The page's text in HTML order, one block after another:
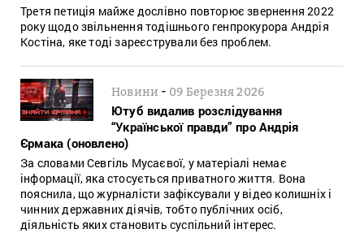
Третя петиція майже дослівно повторює звернення 2022
року щодо звільнення тодішнього генпрокурора Андрія
Костіна, яке тоді зареєстрували без проблем.
Новини - 09 Березня 2026
Ютуб видалив розслідування
“Української правди” про Андрія
Єрмака (оновлено)
За словами Севгіль Мусаєвої, у матеріалі немає
інформації, яка стосується приватного життя. Вона
пояснила, що журналісти зафіксували у відео колишніх і
чинних державних діячів, тобто публічних осіб,
діяльність яких становить суспільний інтерес.